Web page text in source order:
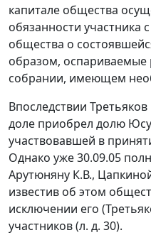
капитале общества
обязанности участника
общества о
образом,
собрании, имеющем
Впоследствии
доле приобрел долю
участвовавшей в
Однако уже 30.09.05
Арутюняну К.В.,
известив об этом
исключении его
участников (л. д. 30).